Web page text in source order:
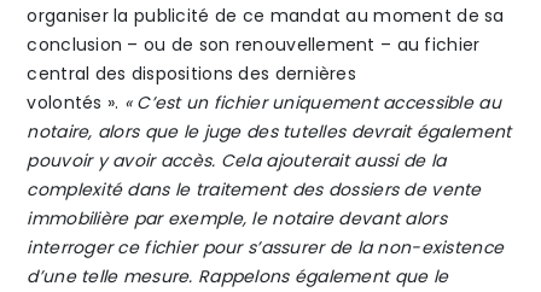
organiser la publicité de ce mandat au moment de sa
conclusion – ou de son renouvellement – au fichier
central des dispositions des dernières
volontés ». « C’est un fichier uniquement accessible au
notaire, alors que le juge des tutelles devrait également
pouvoir y avoir accès. Cela ajouterait aussi de la
complexité dans le traitement des dossiers de vente
immobilière par exemple, le notaire devant alors
interroger ce fichier pour s’assurer de la non-existence
d’une telle mesure. Rappelons également que le